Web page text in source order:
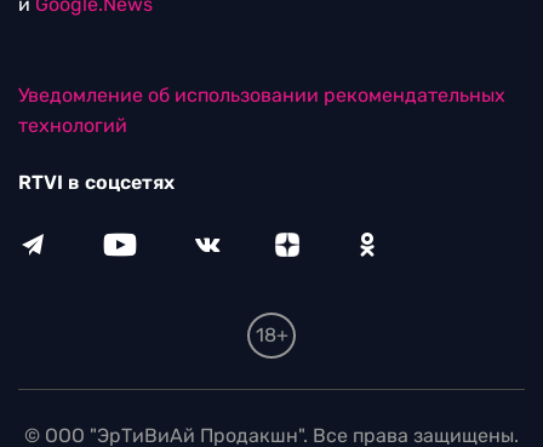
Уведомление об использовании рекомендательных
технологий
RTVI в соцсетях
18+
© ООО "ЭрТиВиАй Продакшн". Все права защищены.